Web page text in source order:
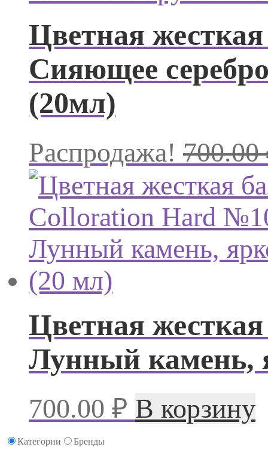
Цветная
Сияющее
(20мл)
Распродажа! 700.00
Цветная
Лунный камень,
700.00 ₽ В корзину
Категории Бренды